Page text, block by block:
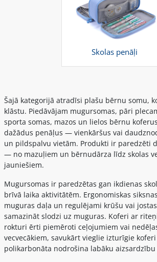
Skolas penāļi
Šajā kategorijā atradīsi plašu bērnu somu,
klāstu. Piedāvājam mugursomas, pāri
sporta somas, mazos un lielos bērnu
dažādus penāļus — vienkāršus vai
un pildspalvu vietām. Produkti ir paredzēti
— no mazuļiem un bērnudārza līdz skolas
jauniešiem.
Mugursomas ir paredzētas gan ikdienas
brīvā laika aktivitātēm. Ergonomiskas
muguras daļa un regulējami krūšu vai
samazināt slodzi uz muguras. Koferi ar
rokturi ērti piemēroti ceļojumiem vai
vecvecākiem, savukārt vieglie izturīgie koferi
polikarbonāta nodrošina labāku